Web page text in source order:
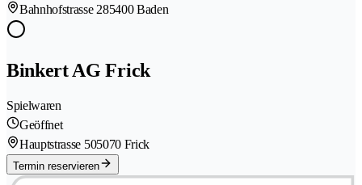
Bahnhofstrasse 285400 Baden
Binkert AG Frick
Spielwaren
Geöffnet
Hauptstrasse 505070 Frick
Termin reservieren